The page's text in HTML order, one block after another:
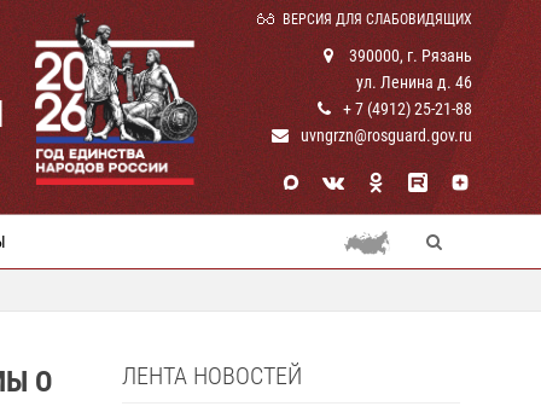
ВЕРСИЯ ДЛЯ СЛАБОВИДЯЩИХ
390000, г. Рязань
ул. Ленина д. 46
+ 7 (4912) 25-21-88
uvngrzn@rosguard.gov.ru
О
ЛЕНТА НОВОСТЕЙ